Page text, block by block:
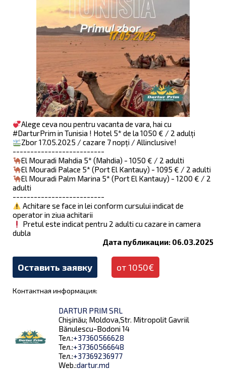
Alege ceva nou pentru vacanta de vara, hai cu
#DarturPrim in Tunisia ! Hotel 5* de la 1050 € / 2 adulți
Zbor 17.05.2025 / cazare 7 nopți / Allinclusive!
--------------------------
El Mouradi Mahdia 5* (Mahdia) - 1050 € / 2 adulti
El Mouradi Palace 5* (Port El Kantauy) - 1095 € / 2 adulti
El Mouradi Palm Marina 5* (Port El Kantauy) - 1200 € / 2
adulti
--------------------------
Achitare se face in lei conform cursului indicat de
operator in ziua achitarii
Pretul este indicat pentru 2 adulti cu cazare in camera
dubla
Дата публикации: 06.03.2025
Оставить заявку от 1050€
Контактная информация:
DARTUR PRIM SRL
Chișinău; Moldova,Str. Mitropolit Gavriil
Bănulescu-Bodoni 14
Тел.:+37360566628
Тел.:+37360566648
Тел.:+37369236977
Web.:dartur.md